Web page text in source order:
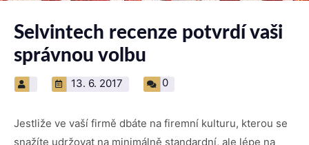
Selvintech recenze potvrdí vaši
správnou volbu
13. 6. 2017 0
Jestliže ve vaší firmě dbáte na firemní kulturu, kterou se
snažíte udržovat na minimálně standardní, ale lépe na